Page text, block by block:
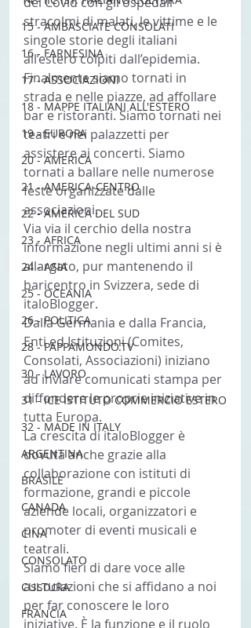
15 - AMBASCIATE CONSOLATI
16 - FARNESINA
17 - ASSOCIAZIONI
18 - MAPPE ITALIANI ALL'ESTERO
19 - EUROPA
20 - AMERICA
21 - AMERICA-CENTRO
22 - AMERICA DEL SUD
23 - AFRICA
24 - ASIA
25 - OCEANIA
26 - POLITICA
28 - PAPPAMONDO.TV
30 - LAVORO
31 - ICE ISTITUTO COMMERCIO ESTERO
32 - MADE IN ITALY
ARGENTINA
BRASILE
CANADA
CINA
CONSOLATO
CULTURA
FRANCIA
stracolmi di malati, le vittime e le
singole storie degli italiani
all’estero colpiti dall’epidemia.
Finalmente siamo tornati in
strada e nelle piazze, ad affollare
bar e ristoranti. Siamo tornati nei
teatri e nei palazzetti per
assistere ai concerti. Siamo
tornati a ballare nelle numerose
feste organizzate dalle
associazioni.
Via via il cerchio della nostra
informazione negli ultimi anni si è
allargato, pur mantenendo il
baricentro in Svizzera, sede di
italoBlogger.
Dalla Germania e dalla Francia,
Enti ed Istituzioni (Comites,
Consolati, Associazioni) iniziano
ad inviare comunicati stampa per
diffondere le proprie iniziative in
tutta Europa.
La crescita di italoBlogger è
dovuta anche grazie alla
collaborazione con istituti di
formazione, grandi e piccole
aziende locali, organizzatori e
promoter di eventi musicali e
teatrali.
Siamo fieri di dare voce alle
associazioni che si affidano a noi
per far conoscere le loro
iniziative. È la funzione e il ruolo